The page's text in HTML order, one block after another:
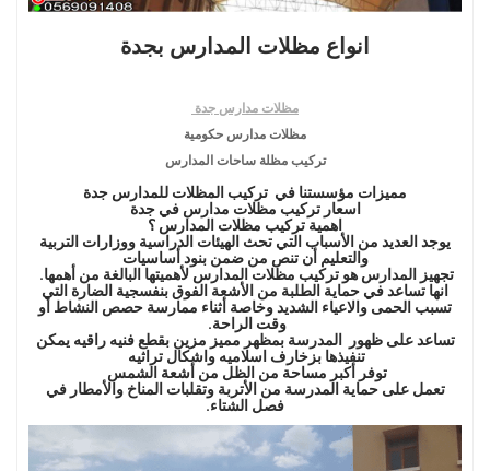
انواع مظلات المدارس بجدة
مظلات مدارس جدة
مظلات مدارس حكومية
تركيب مظلة ساحات المدارس
مميزات مؤسستنا في تركيب المظلات للمدارس جدة
اسعار تركيب مظلات مدارس في جدة
اهمية تركيب مظلات المدارس ؟
يوجد العديد من الأسباب التي تحث الهيئات الدراسية ووزارات التربية
والتعليم أن تنص من ضمن بنود أساسيات
تجهيز المدارس هو تركيب مظلات المدارس لأهميتها البالغة من أهمها.
انها تساعد في حماية الطلبة من الأشعة الفوق بنفسجية الضارة التي
تسبب الحمى والاعياء الشديد وخاصة أثناء ممارسة حصص النشاط أو
وقت الراحة.
تساعد على ظهور المدرسة بمظهر مميز مزين بقطع فنيه راقيه يمكن
تنفيذها بزخارف اسلاميه واشكال تراثيه
توفر أكبر مساحة من الظل من أشعة الشمس
تعمل على حماية المدرسة من الأتربة وتقلبات المناخ والأمطار في
فصل الشتاء.